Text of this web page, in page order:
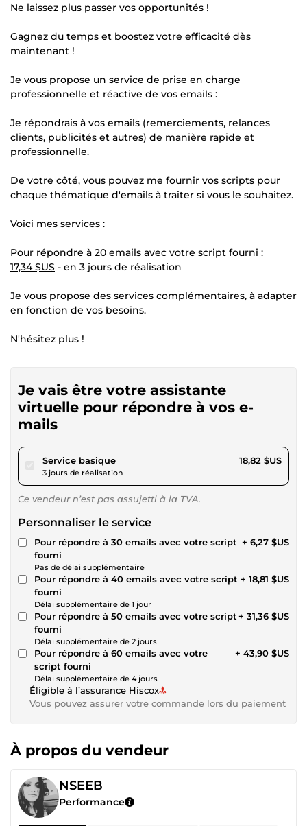
Ne laissez plus passer vos opportunités !
Gagnez du temps et boostez votre efficacité dès
maintenant !
Je vous propose un service de prise en charge
professionnelle et réactive de vos emails :
Je répondrais à vos emails (remerciements, relances
clients, publicités et autres) de manière rapide et
professionnelle.
De votre côté, vous pouvez me fournir vos scripts pour
chaque thématique d'emails à traiter si vous le souhaitez.
Voici mes services :
Pour répondre à 20 emails avec votre script fourni :
17,34 $US - en 3 jours de réalisation
Je vous propose des services complémentaires, à adapter
en fonction de vos besoins.
N'hésitez plus !
Je vais être votre assistante
virtuelle pour répondre à vos e-
mails
Service basiquepour 17,34 $US
3 jours de réalisation
18,82 $US
Ce vendeur n’est pas assujetti à la TVA.
Personnaliser le service
Pour répondre à 30 emails avec votre script
fourni
Pas de délai supplémentaire
+ 6,27 $US
Pour répondre à 40 emails avec votre script
fourni
Délai supplémentaire de 1 jour
+ 18,81 $US
Pour répondre à 50 emails avec votre script
fourni
Délai supplémentaire de 2 jours
+ 31,36 $US
Pour répondre à 60 emails avec votre
script fourni
Délai supplémentaire de 4 jours
+ 43,90 $US
Éligible à l’assurance Hiscox
Vous pouvez assurer votre commande lors du paiement
À propos du vendeur
NSEEB
Performance